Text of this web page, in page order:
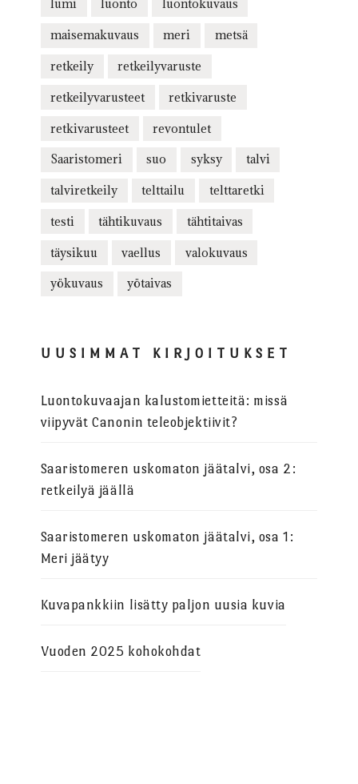
lumi luonto luontokuvaus
maisemakuvaus meri metsä
retkeily retkeilyvaruste
retkeilyvarusteet retkivaruste
retkivarusteet revontulet
Saaristomeri suo syksy talvi
talviretkeily telttailu telttaretki
testi tähtikuvaus tähtitaivas
täysikuu vaellus valokuvaus
yökuvaus yötaivas
UUSIMMAT KIRJOITUKSET
Luontokuvaajan kalustomietteitä: missä
viipyvät Canonin teleobjektiivit?
Saaristomeren uskomaton jäätalvi, osa 2:
retkeilyä jäällä
Saaristomeren uskomaton jäätalvi, osa 1:
Meri jäätyy
Kuvapankkiin lisätty paljon uusia kuvia
Vuoden 2025 kohokohdat